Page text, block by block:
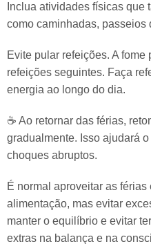
Inclua atividades físicas que
como caminhadas, passeios
Evite pular refeições. A
refeições seguintes. Faça
energia ao longo do dia.
☕ Ao retornar das férias,
gradualmente. Isso ajudará
choques abruptos.
É normal aproveitar as
alimentação, mas evitar
manter o equilíbrio e evitar
extras na balança e na